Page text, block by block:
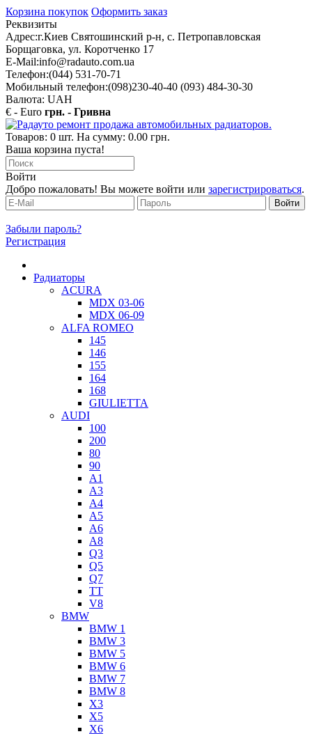
Корзина покупок Оформить заказ
Реквизиты
Адрес:г.Киев Святошинский р-н, с. Петропавловская
Борщаговка, ул. Коротченко 17
E-Mail:info@radauto.com.ua
Телефон:(044) 531-70-71
Мобильный телефон:(098)230-40-40 (093) 484-30-30
Валюта: UAH
€ - Euro грн. - Гривна
Товаров: 0 шт. На сумму: 0.00 грн.
Ваша корзина пуста!
Войти
Добро пожаловать! Вы можете войти или зарегистрироваться.
Забыли пароль?
Регистрация
Радиаторы
ACURA
MDX 03-06
MDX 06-09
ALFA ROMEO
145
146
155
164
168
GIULIETTA
AUDI
100
200
80
90
A1
A3
A4
A5
A6
A8
Q3
Q5
Q7
TT
V8
BMW
BMW 1
BMW 3
BMW 5
BMW 6
BMW 7
BMW 8
X3
X5
X6